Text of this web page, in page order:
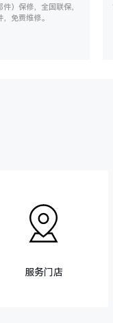
）保修，全国联保，
免费维修。
服务门店